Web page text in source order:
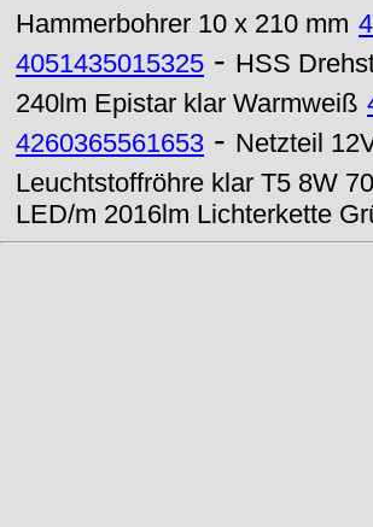
Hammerbohrer 10 x 210 mm
4051435015325 - HSS
240lm Epistar klar Warmweiß
4260365561653 - Netzteil
Leuchtstoffröhre klar T5 8W
LED/m 2016lm Lichterkette